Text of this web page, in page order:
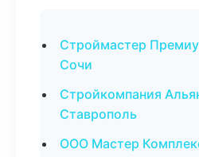
Строймастер
Сочи
Стройкомпания
Ставрополь
ООО Мастер